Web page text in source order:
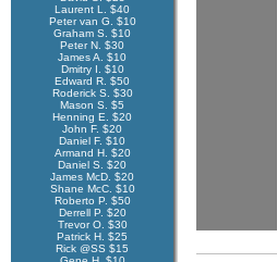
Laurent L. $40
Peter van G. $10
Graham S. $10
Peter N. $30
James A. $10
Dmitry I. $10
Edward R. $50
Roderick S. $30
Mason S. $5
Henning E. $20
John F. $20
Daniel F. $10
Armand H. $20
Daniel S. $20
James McD. $20
Shane McC. $10
Roberto P. $50
Derrell P. $20
Trevor O. $30
Patrick H. $25
Rick @SS $15